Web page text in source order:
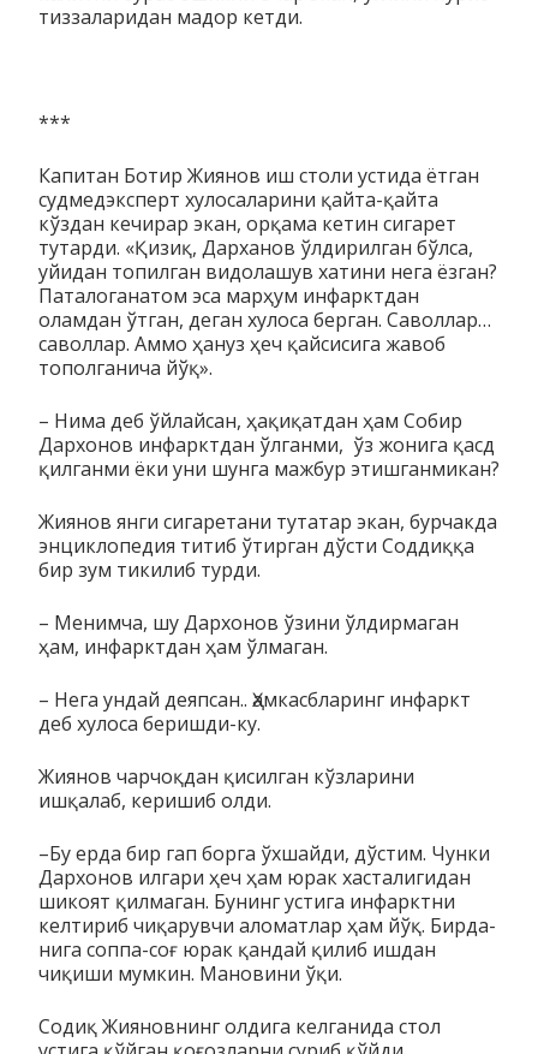
тиззаларидан мадор кетди.
***
Капитан Ботир Жиянов иш столи устида ётган
судмедэксперт хулосаларини қайта-қайта
кўздан кечирар экан, орқама кетин сигарет
тутарди. «Қизиқ, Дарханов ўлдирилган бўлса,
уйидан то­пилган видолашув хатини нега ёзган?
Паталоганатом эса мар­ҳум инфарктдан
оламдан ўтган, деган хулоса берган. Са­­­воллар…
саволлар. Аммо ҳануз ҳеч қайсисига жавоб
топол­ганича йўқ».
– Нима деб ўйлайсан, ҳақиқатдан ҳам Собир
Дархонов ин­фарктдан ўлганми, ўз жонига қасд
қилганми ёки уни шунга мажбур этишганмикан?
Жиянов янги сигаретани тутатар экан, бурчакда
энцик­ло­пе­­дия титиб ўтирган дўсти Соддиққа
бир зум тикилиб турди.
– Менимча, шу Дархонов ўзини ўлдирмаган
ҳам, инфаркт­дан ҳам ўлмаган.
– Нега ундай деяпсан.. Ҳамкасбларинг инфаркт
деб хулоса беришди-ку.
Жиянов чарчоқдан қисилган кўзларини
ишқалаб, керишиб олди.
–Бу ерда бир гап борга ўхшайди, дўстим. Чунки
Дархонов ил­­гари ҳеч ҳам юрак хасталигидан
шикоят қилмаган. Бунинг ус­­тига инфарктни
келтириб чиқарувчи аломатлар ҳам йўқ. Бир­да­
нига соппа-соғ юрак қандай қилиб ишдан
чиқиши мум­кин. Ма­новини ўқи.
Содиқ Жияновнинг олдига келганида стол